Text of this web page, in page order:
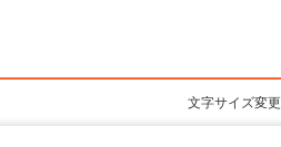
文字サイズ変更